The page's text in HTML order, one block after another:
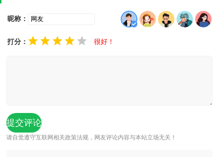
昵称：
打分： 很好！
请自觉遵守互联网相关政策法规，网友评论内容与本站立场无关！